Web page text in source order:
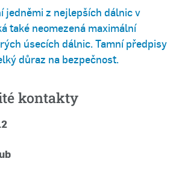
jedněmi z nejlepších dálnic v
také neomezená maximální
úsecích dálnic. Tamní předpisy
důraz na bezpečnost.
kontakty